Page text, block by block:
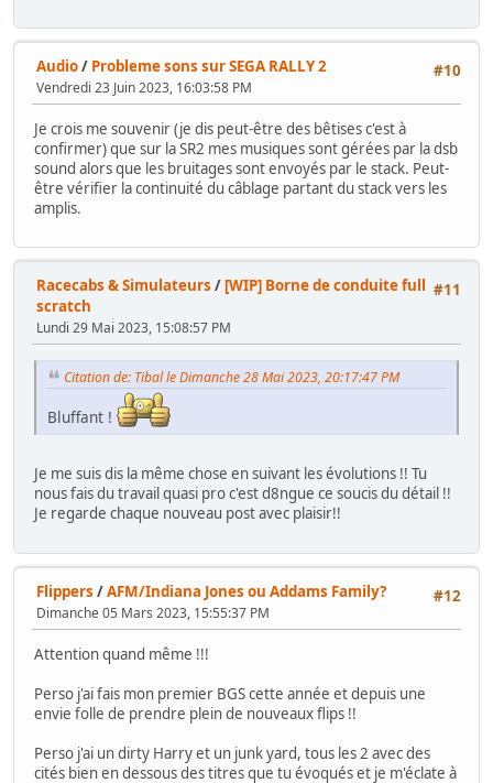
#10
Audio/ Probleme sons sur SEGA RALLY 2
Vendredi 23 Juin 2023, 16:03:58 PM
Je crois me souvenir (je dis peut-être des bêtises c'est à
confirmer) que sur la SR2 mes musiques sont gérées par la dsb
sound alors que les bruitages sont envoyés par le stack. Peut-
être vérifier la continuité du câblage partant du stack vers les
amplis.
#11
Racecabs & Simulateurs / [WIP] Borne de conduite full
scratch
Lundi 29 Mai 2023, 15:08:57 PM
Citation de: Tibal le Dimanche 28 Mai 2023, 20:17:47 PM
Bluffant !
Je me suis dis la même chose en suivant les évolutions !! Tu
nous fais du travail quasi pro c'est d8ngue ce soucis du détail !!
Je regarde chaque nouveau post avec plaisir!!
#12
Flippers /AFM/Indiana Jones ou Addams Family?
Dimanche 05 Mars 2023, 15:55:37 PM
Attention quand même !!!
Perso j'ai fais mon premier BGS cette année et depuis une
envie folle de prendre plein de nouveaux flips !!
Perso j'ai un dirty Harry et un junk yard, tous les 2 avec des
cités bien en dessous des titres que tu évoqués et je m'éclate à